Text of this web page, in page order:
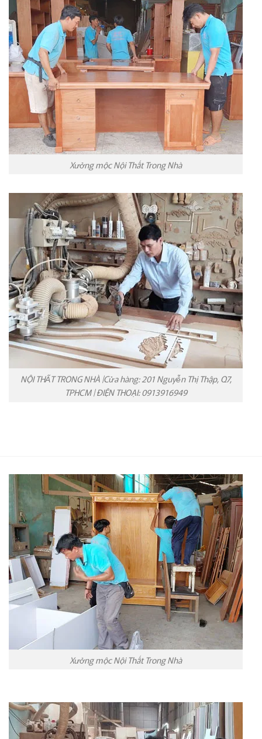
Xưởng mộc Nội Thất Trong Nhà
NỘI THẤT TRONG NHÀ |Cửa hàng: 201 Nguyễn Thị Thập, Q7,
TPHCM | ĐIỆN THOẠI: 0913916949
Xưởng mộc Nội Thất Trong Nhà